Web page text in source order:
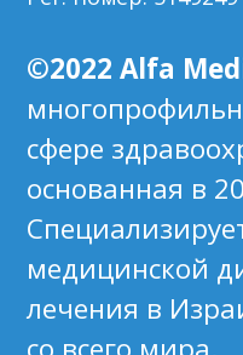
©2022 Alfa
сфере
основанная в
медицинской
лечения в